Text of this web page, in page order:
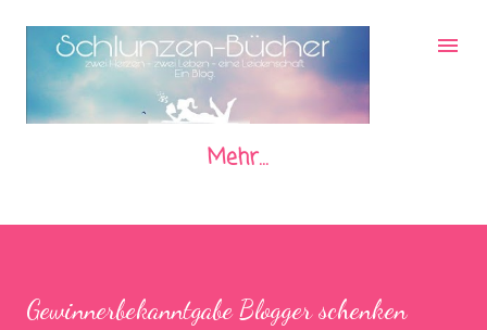
Direkt zum Hauptbereich
Mehr…
Gewinnerbekanntgabe Blogger schenken